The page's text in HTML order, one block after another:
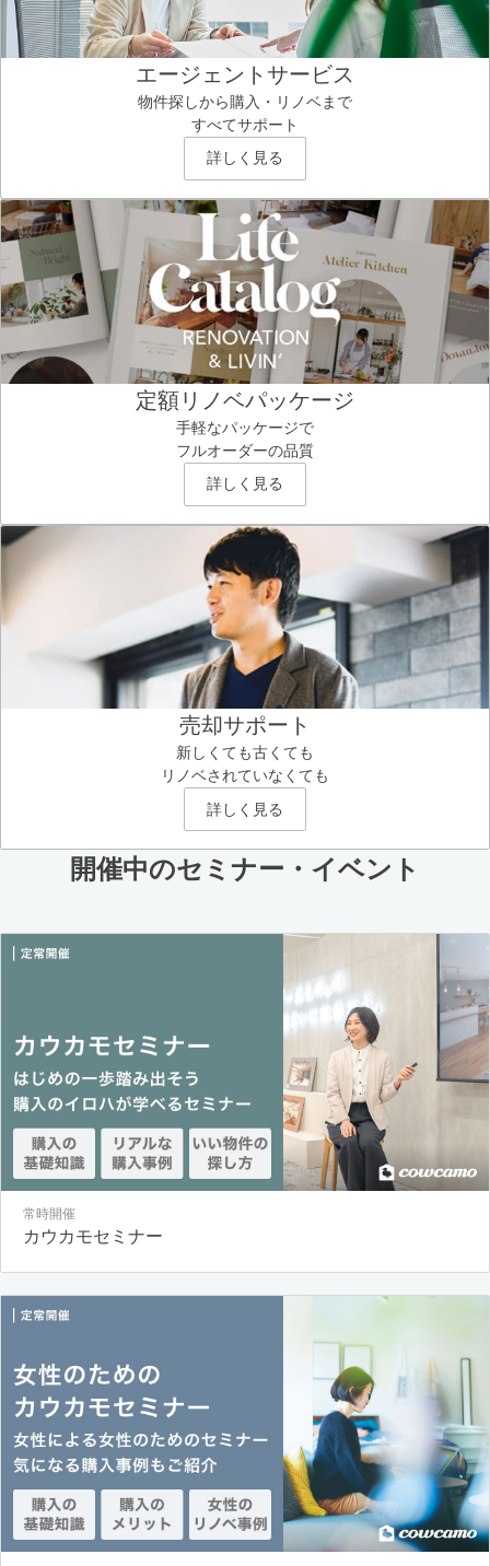
エージェントサービス
物件探しから購入・リノベまで
すべてサポート
詳しく見る
定額リノベパッケージ
手軽なパッケージで
フルオーダーの品質
詳しく見る
売却サポート
新しくても古くても
リノベされていなくても
詳しく見る
開催中のセミナー・イベント
常時開催
カウカモセミナー